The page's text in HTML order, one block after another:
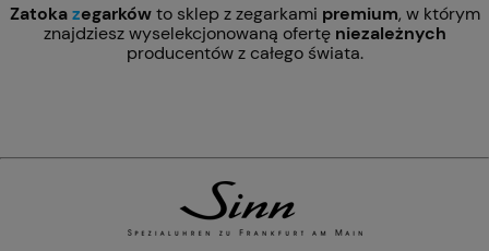
Zatokazegarkówto sklep z zegarkami premium, w którym
znajdziesz wyselekcjonowaną ofertę niezależnych
producentów z całego świata.